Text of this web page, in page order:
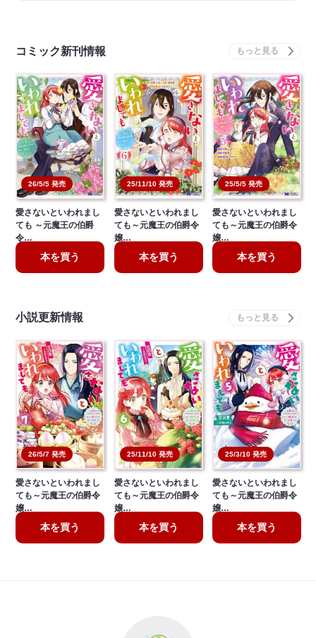
コミック新刊情報
26/5/5 発売
愛さないといわれまし
ても ～元魔王の伯爵
令…
本を買う
25/11/10 発売
愛さないといわれまし
ても～元魔王の伯爵令
嬢…
本を買う
25/5/5 発売
愛さないといわれまし
ても～元魔王の伯爵令
嬢…
本を買う
小説更新情報
26/5/7 発売
愛さないといわれまし
ても～元魔王の伯爵令
嬢…
本を買う
25/11/10 発売
愛さないといわれまし
ても～元魔王の伯爵令
嬢…
本を買う
25/3/10 発売
愛さないといわれまし
ても～元魔王の伯爵令
嬢…
本を買う